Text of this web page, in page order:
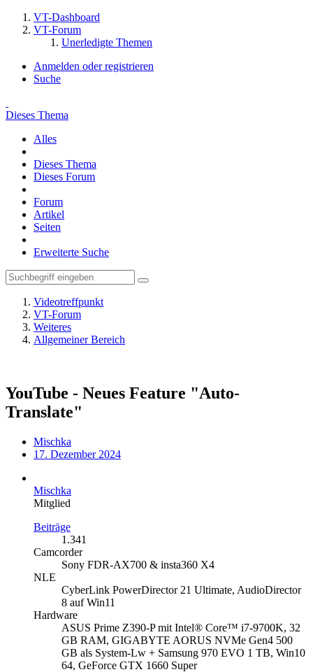
VT-Dashboard
VT-Forum
Unerledigte Themen
Anmelden oder registrieren
Suche
Dieses Thema
Alles
Dieses Thema
Dieses Forum
Forum
Artikel
Seiten
Erweiterte Suche
Videotreffpunkt
VT-Forum
Weiteres
Allgemeiner Bereich
YouTube - Neues Feature "Auto-
Translate"
Mischka
17. Dezember 2024
Mischka
Mitglied
Beiträge
1.341
Camcorder
Sony FDR-AX700 & insta360 X4
NLE
CyberLink PowerDirector 21 Ultimate, AudioDirector
8 auf Win11
Hardware
ASUS Prime Z390-P mit Intel® Core™ i7-9700K, 32
GB RAM, GIGABYTE AORUS NVMe Gen4 500
GB als System-Lw + Samsung 970 EVO 1 TB, Win10
64, GeForce GTX 1660 Super